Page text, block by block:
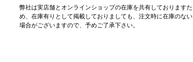
弊社は実店舗とオンラインショップの在庫を共有しておりますた
め、在庫有りとして掲載しておりましても、注文時に在庫のない
場合がございますので、予めご了承下さい。